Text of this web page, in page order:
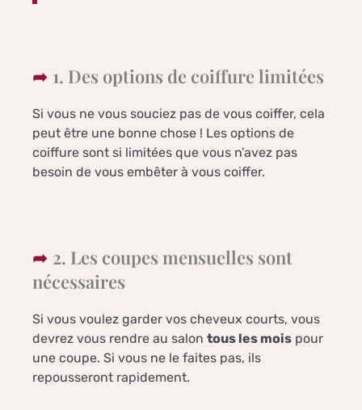
1. Des options de coiffure limitées
Si vous ne vous souciez pas de vous coiffer, cela
peut être une bonne chose ! Les options de
coiffure sont si limitées que vous n’avez pas
besoin de vous embêter à vous coiffer.
2. Les coupes mensuelles sont
nécessaires
Si vous voulez garder vos cheveux courts, vous
devrez vous rendre au salon tous les mois pour
une coupe. Si vous ne le faites pas, ils
repousseront rapidement.